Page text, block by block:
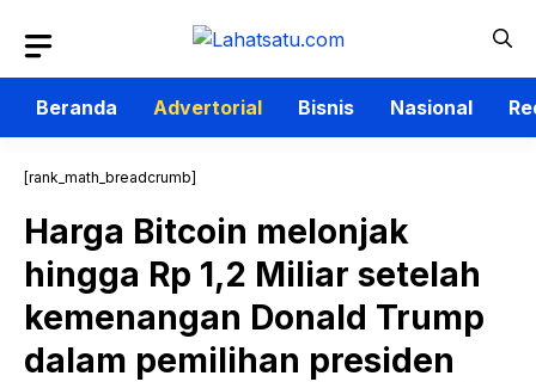
isi
Beranda
Advertorial Bisnis Nasional
[rank_math_breadcrumb]
Harga Bitcoin melonjak
hingga Rp 1,2 Miliar setelah
kemenangan Donald Trump
dalam pemilihan presiden